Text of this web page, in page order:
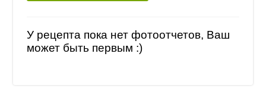
У рецепта пока нет фотоотчетов, Ваш
может быть первым :)